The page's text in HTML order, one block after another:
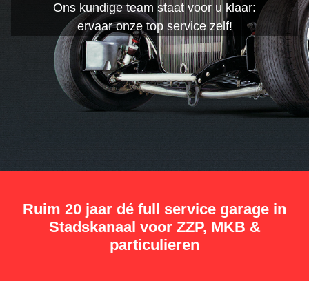
Ons kundige team staat voor u klaar:
ervaar onze top service zelf!
Ruim 20 jaar dé full service garage in
Stadskanaal voor ZZP, MKB &
particulieren